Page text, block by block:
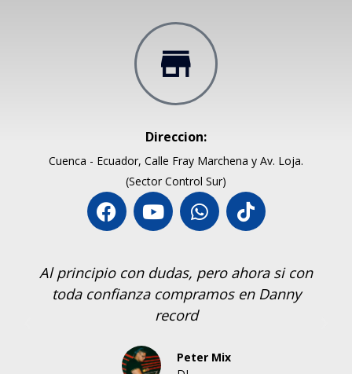
Direccion:
Cuenca - Ecuador, Calle Fray Marchena y Av. Loja.
(Sector Control Sur)
Al principio con dudas, pero ahora si con
toda confianza compramos en Danny
record
Peter Mix